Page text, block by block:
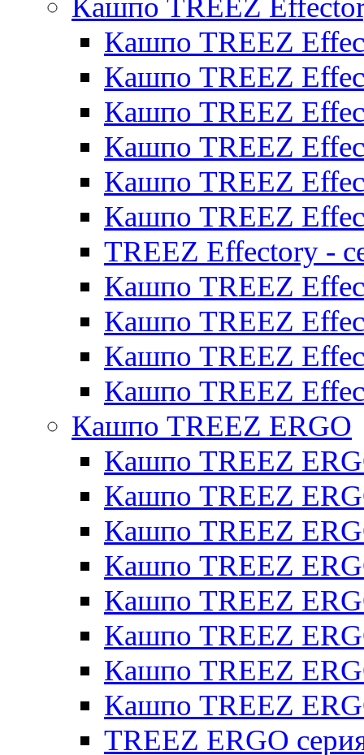
Кашпо TREEZ
Кашпо TREEZ
Кашпо TREEZ
Кашпо TREEZ
Кашпо TREEZ
Кашпо TREEZ
Кашпо TREEZ
TREEZ Effectory -
Кашпо TREEZ
Кашпо TREEZ
Кашпо TREEZ
Кашпо TREEZ
Кашпо TREEZ ERGO
Кашпо TREEZ
Кашпо TREEZ
Кашпо TREEZ
Кашпо TREEZ
Кашпо TREEZ
Кашпо TREEZ
Кашпо TREEZ
Кашпо TREEZ
TREEZ ERGO